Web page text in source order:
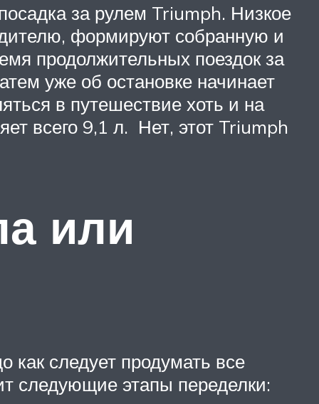
за рулем Triumph. Низкое
формируют собранную и
продолжительных поездок за
уже об остановке начинает
в путешествие хоть и на
всего 9,1 л. Нет, этот Triumph
или
как следует продумать все
следующие этапы переделки: